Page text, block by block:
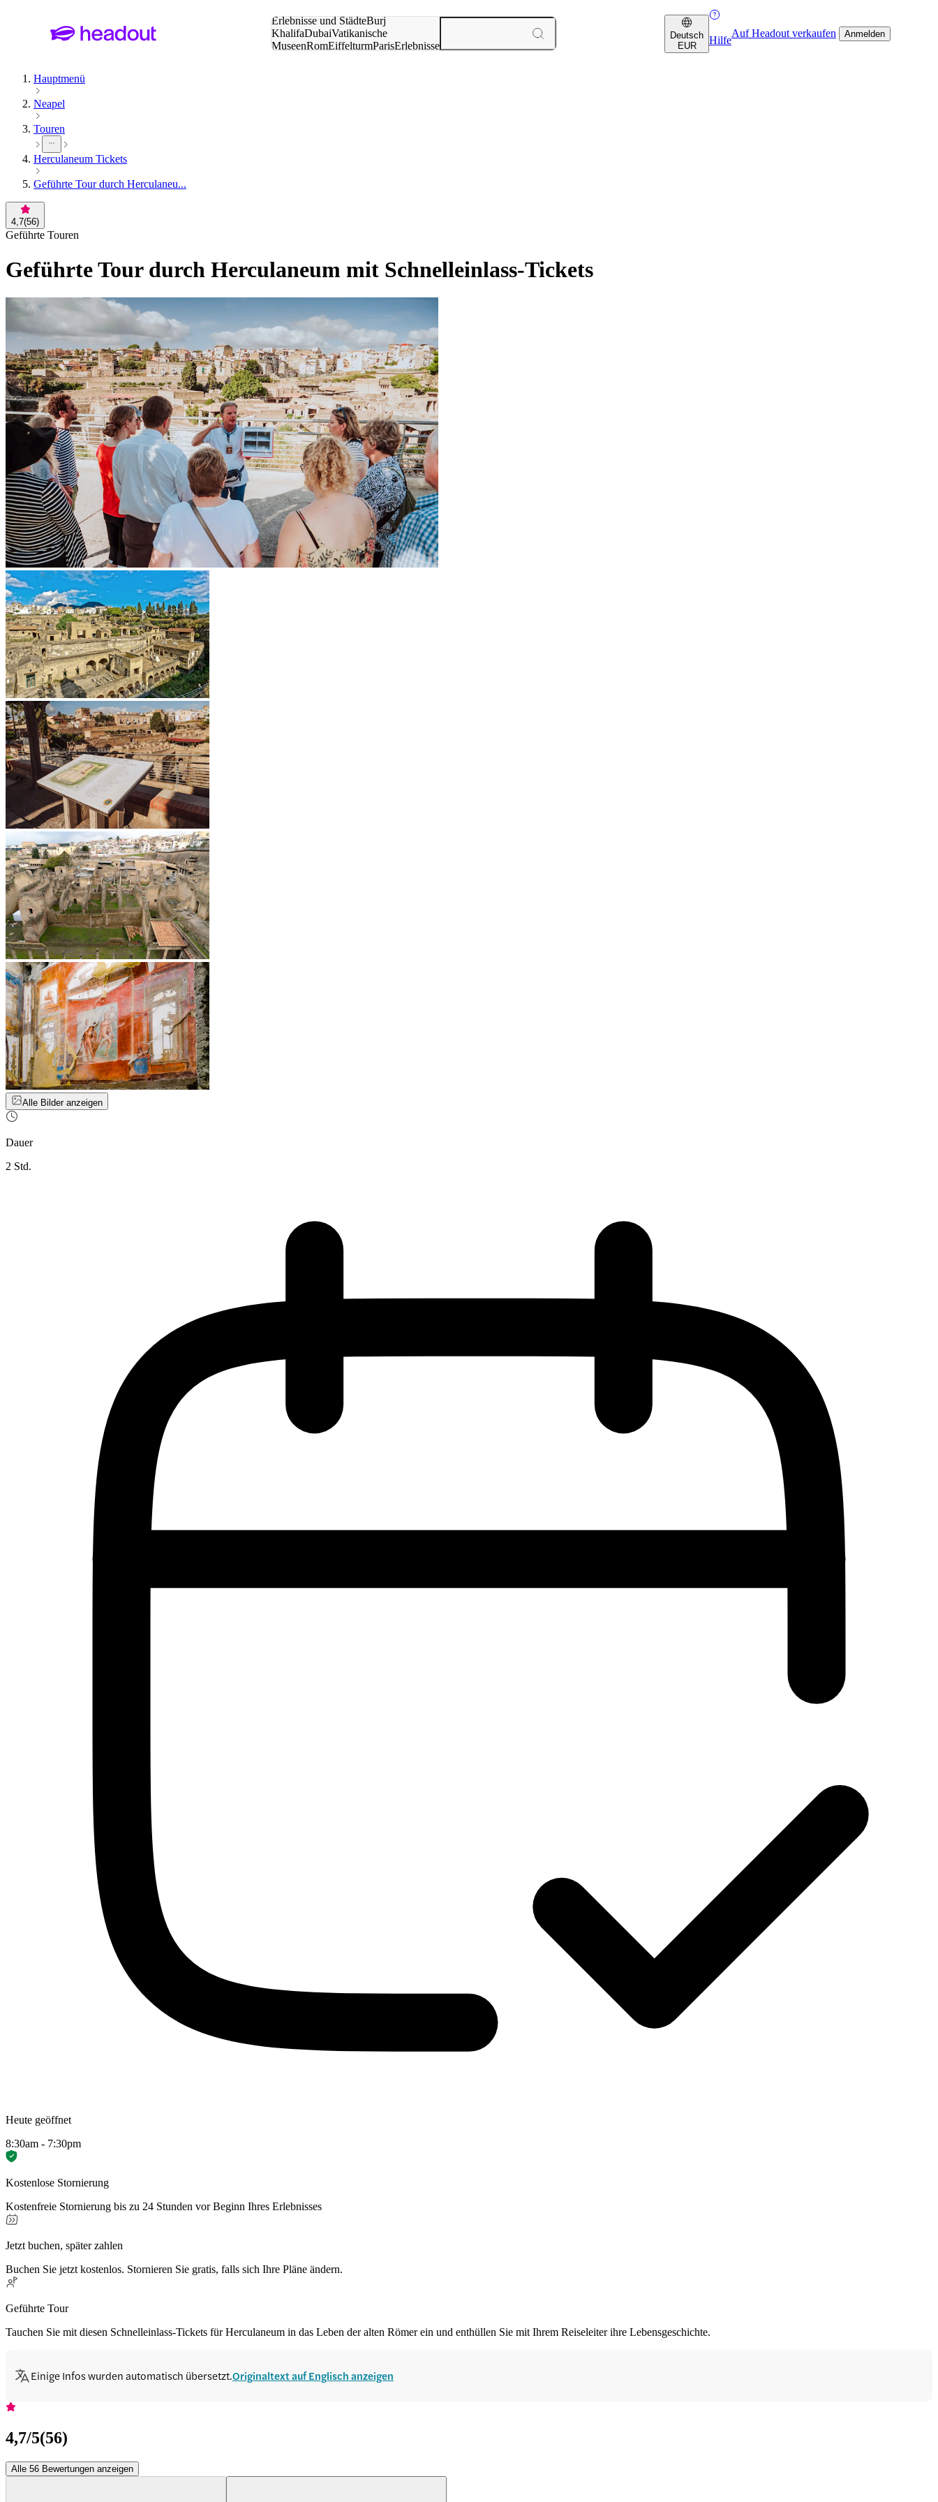
Erlebnisse und StädteBurj
KhalifaDubaiVatikanische
MuseenRomEiffelturmParisErlebnisse
Deutsch
EUR
Hilfe
Auf Headout verkaufen Anmelden
Hauptmenü
Neapel
Touren
Herculaneum Tickets
Geführte Tour durch Herculaneu...
4,7(56)
Geführte Touren
Geführte Tour durch Herculaneum mit Schnelleinlass-Tickets
Alle Bilder anzeigen
Dauer
2 Std.
Heute geöffnet
8:30am - 7:30pm
Kostenlose Stornierung
Kostenfreie Stornierung bis zu 24 Stunden vor Beginn Ihres Erlebnisses
Jetzt buchen, später zahlen
Buchen Sie jetzt kostenlos. Stornieren Sie gratis, falls sich Ihre Pläne ändern.
Geführte Tour
Tauchen Sie mit diesen Schnelleinlass-Tickets für Herculaneum in das Leben der alten Römer ein und enthüllen Sie mit Ihrem Reiseleiter ihre Lebensgeschichte.
Einige Infos wurden automatisch übersetzt.Originaltext auf Englisch anzeigen
4,7/5(56)
Alle 56 Bewertungen anzeigen